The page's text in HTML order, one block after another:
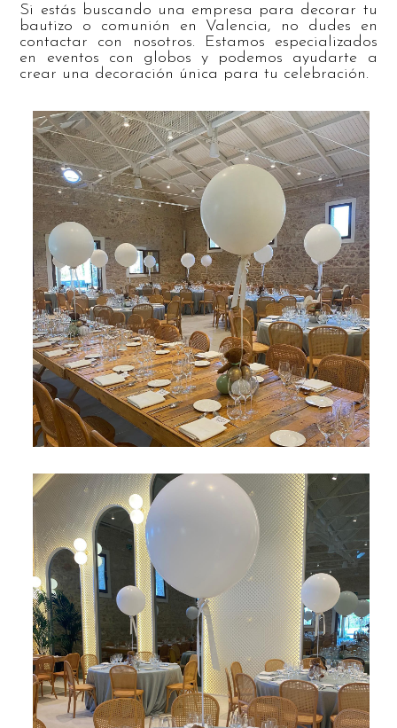
Si estás buscando una empresa para decorar tu
bautizo o comunión en Valencia, no dudes en
contactar con nosotros. Estamos especializados
en eventos con globos y podemos ayudarte a
crear una decoración única para tu celebración.